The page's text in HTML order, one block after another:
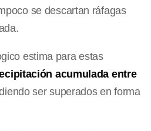
se descartan ráfagas
estima para estas
acumulada entre
ser superados en forma